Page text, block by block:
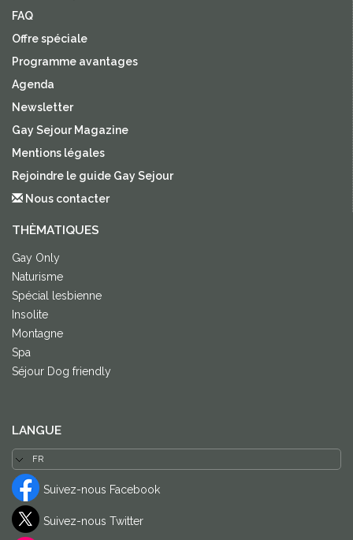
FAQ
Offre spéciale
Programme avantages
Agenda
Newsletter
Gay Sejour Magazine
Mentions légales
Rejoindre le guide Gay Sejour
Nous contacter
THÈMATIQUES
Gay Only
Naturisme
Spécial lesbienne
Insolite
Montagne
Spa
Séjour Dog friendly
LANGUE
Suivez-nous Facebook
Suivez-nous Twitter